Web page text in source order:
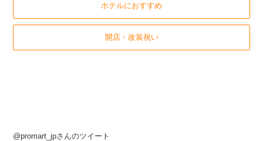
ホテルにおすすめ
開店・改装祝い
@promart_jpさんのツイート